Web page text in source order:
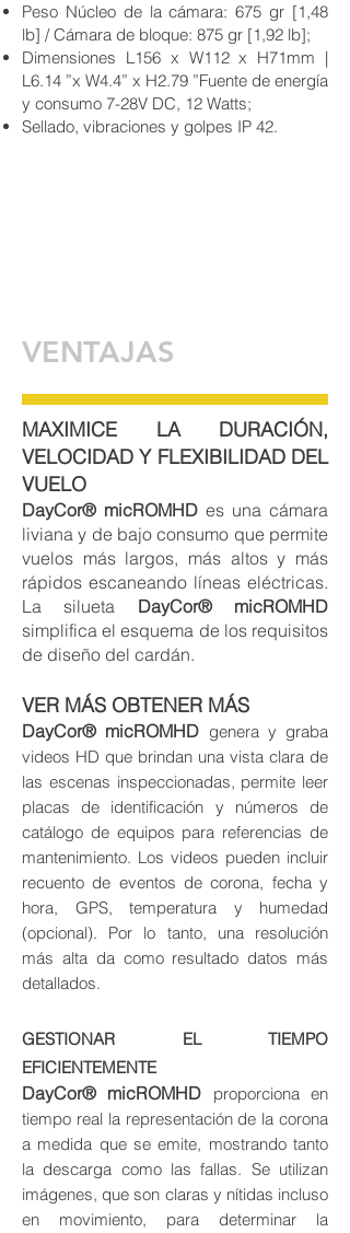
Peso Núcleo de la cámara: 675 gr [1,48
lb] / Cámara de bloque: 875 gr [1,92 lb];
Dimensiones L156 x W112 x H71mm |
L6.14 ”x W4.4” x H2.79 ”Fuente de energía
y consumo 7-28V DC, 12 Watts;
Sellado, vibraciones y golpes IP 42.
VENTAJAS
MAXIMICE LA DURACIÓN,
VELOCIDAD Y FLEXIBILIDAD DEL
VUELO
DayCor® micROMHD es una cámara
liviana y de bajo consumo que permite
vuelos más largos, más altos y más
rápidos escaneando líneas eléctricas.
La silueta DayCor® micROMHD
simplifica el esquema de los requisitos
de diseño del cardán.
VER MÁS OBTENER MÁS
DayCor® micROMHD genera y graba
videos HD que brindan una vista clara de
las escenas inspeccionadas, permite leer
placas de identificación y números de
catálogo de equipos para referencias de
mantenimiento. Los videos pueden incluir
recuento de eventos de corona, fecha y
hora, GPS, temperatura y humedad
(opcional). Por lo tanto, una resolución
más alta da como resultado datos más
detallados.
GESTIONAR EL TIEMPO
EFICIENTEMENTE
DayCor® micROMHD proporciona en
tiempo real la representación de la corona
a medida que se emite, mostrando tanto
la descarga como las fallas. Se utilizan
imágenes, que son claras y nítidas incluso
en movimiento, para determinar la